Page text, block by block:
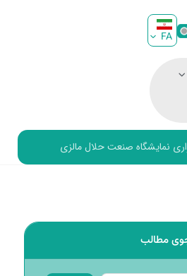
FA
نمایشگاه صنعت حلال مالزی
مطالب